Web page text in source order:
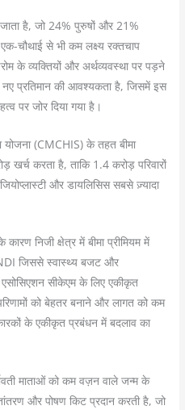
जाता है, जो 24% पुरुषों और 21%
चौथाई से भी कम लक्ष्य रक्तचाप
के व्यक्तियों और अर्थव्यवस्था पर पड़ने
प्रतिमान की आवश्यकता है, जिसमें इस
पर जोर दिया गया है।
योजना (CMCHIS) के तहत बीमा
खर्च करता है, ताकि 1.4 करोड़ परिवारों
और डायलिसिस सबसे ज़्यादा
निजी क्षेत्र में बीमा प्रीमियम में
जिससे स्वास्थ्य बजट और
एसोसिएशन सीकेएम के लिए एकीकृत
को बेहतर बनाने और लागत को कम
के एकीकृत प्रबंधन में बदलाव का
माताओं को कम वज़न वाले जन्म के
और पोषण किट प्रदान करती है, जो